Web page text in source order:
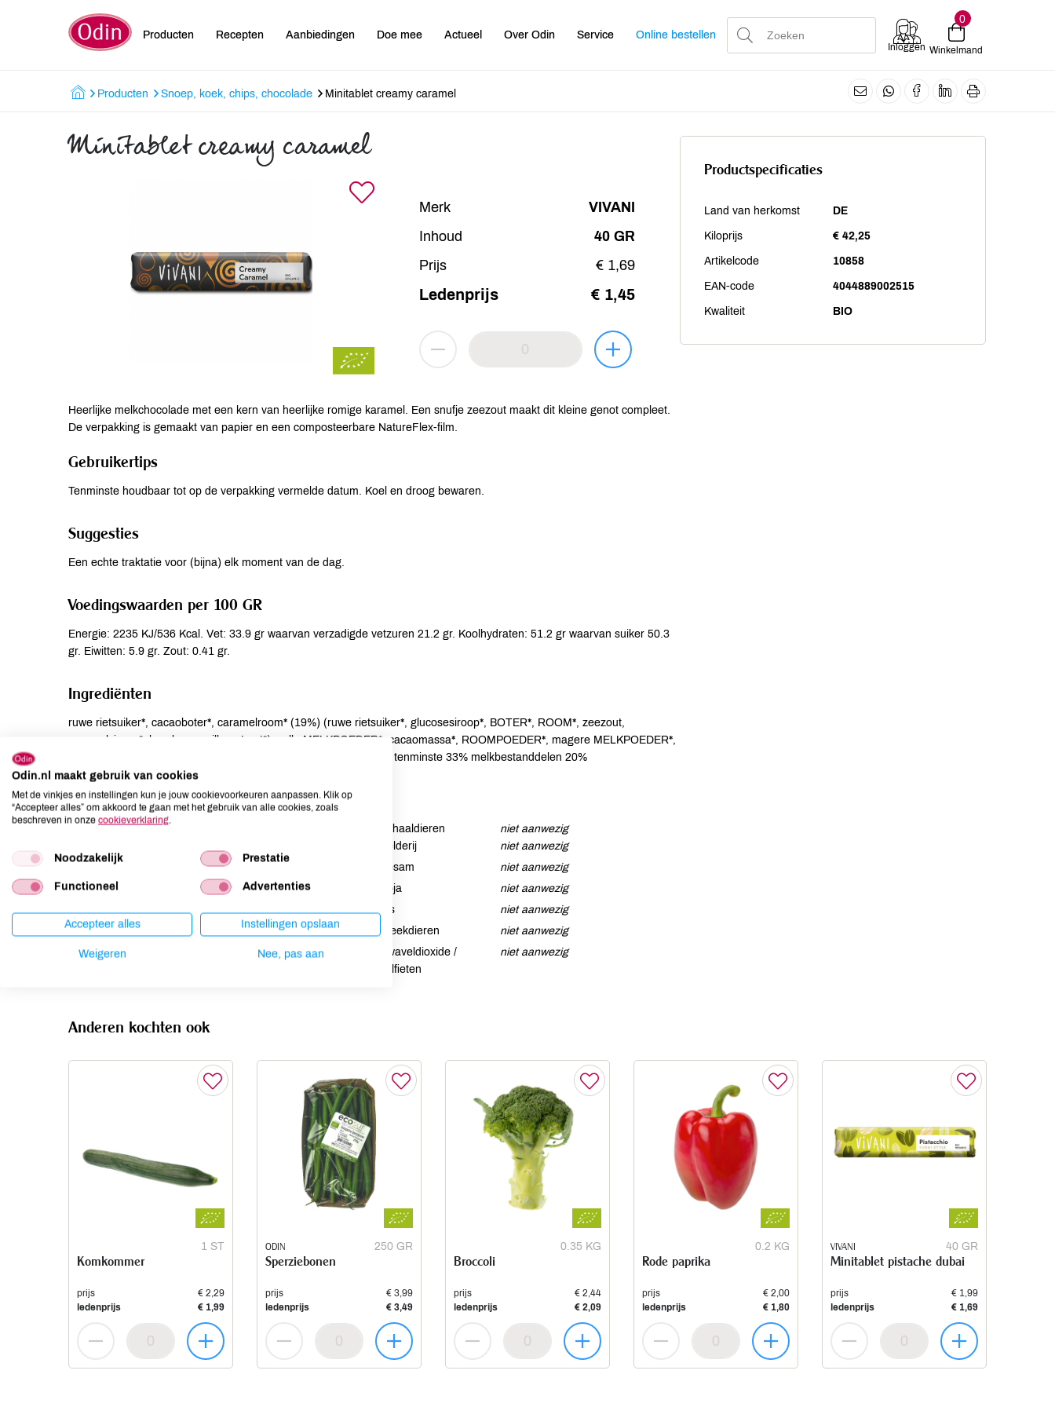
Producten Recepten Aanbiedingen Doe mee Actueel Over Odin Service Online bestellen
Inloggen
0
Winkelmand
Producten Snoep, koek, chips, chocolade Minitablet creamy caramel
Minitablet creamy caramel
Merk
VIVANI
Inhoud
40 GR
Prijs
€ 1,69
Ledenprijs € 1,45
Heerlijke melkchocolade met een kern van heerlijke romige karamel. Een snufje zeezout maakt dit kleine genot compleet.
De verpakking is gemaakt van papier en een composteerbare NatureFlex-film.
Gebruikertips
Tenminste houdbaar tot op de verpakking vermelde datum. Koel en droog bewaren.
Suggesties
Een echte traktatie voor (bijna) elk moment van de dag.
Voedingswaarden per 100 GR
Energie: 2235 KJ/536 Kcal. Vet: 33.9 gr waarvan verzadigde vetzuren 21.2 gr. Koolhydraten: 51.2 gr waarvan suiker 50.3
gr. Eiwitten: 5.9 gr. Zout: 0.41 gr.
Ingrediënten
ruwe rietsuiker*, cacaoboter*, caramelroom* (19%) (ruwe rietsuiker*, glucosesiroop*, BOTER*, ROOM*, zeezout,
caramelsiroop*, bourbon vanille-extract*), volle MELKPOEDER*, cacaomassa*, ROOMPOEDER*, magere MELKPOEDER*,
emulgator: zonnebloemlecithine*, bourbon vanille-extract*. cacao tenminste 33% melkbestanddelen 20%
Allergenen
Aardnoten
niet aanwezig
Lactose
aanwezig
Lupine
niet aanwezig
Mosterd
niet aanwezig
Noten
Schaaldieren
niet aanwezig
Selderij
niet aanwezig
Sesam
niet aanwezig
Soja
niet aanwezig
Vis
niet aanwezig
Weekdieren
niet aanwezig
Zwaveldioxide /
sulfieten
niet aanwezig
Productspecificaties
Land van herkomst DE
Kiloprijs € 42,25
Artikelcode 10858
EAN-code 4044889002515
Kwaliteit BIO
Anderen kochten ook
1 ST
Komkommer
prijs
€ 2,29
ledenprijs
€ 1,99
ODIN 250 GR
Sperziebonen
prijs
€ 3,99
ledenprijs
€ 3,49
0.35 KG
Broccoli
prijs
€ 2,44
ledenprijs
€ 2,09
0.2 KG
Rode paprika
prijs
€ 2,00
ledenprijs
€ 1,80
VIVANI 40 GR
Minitablet pistache dubai
prijs
€ 1,99
ledenprijs
€ 1,69
Odin.nl maakt gebruik van cookies
Met de vinkjes en instellingen kun je jouw cookievoorkeuren aanpassen. Klik op
“Accepteer alles” om akkoord te gaan met het gebruik van alle cookies, zoals
beschreven in onze cookieverklaring.
Noodzakelijk Prestatie
Functioneel Advertenties
Accepteer alles Instellingen opslaan
Weigeren Nee, pas aan